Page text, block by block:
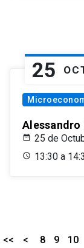
25
Alessandro
25 de
13:30 a
<< < 8 9 10